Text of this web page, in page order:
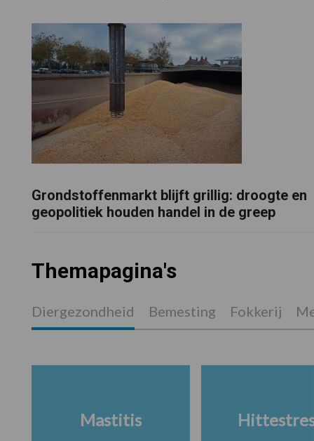
Grondstoffenmarkt blijft grillig: droogte en
geopolitiek houden handel in de greep
Themapagina's
Diergezondheid Bemesting Fokkerij
Mastitis